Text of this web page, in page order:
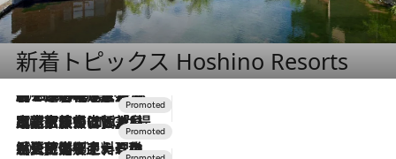
新着トピックス Hoshino Resorts
2026.8.7
【トンボの足水浴】ヒノキの香りに包まれて涼感マックス！約13℃の湧水かけ流しを避暑地「星野温泉 トンボの湯」で体験
2026.7.31
【ホテル帰省】という選択肢をOMOが提案。家族とほどよい距離を保つには「昼は実家、夜は気兼ねなくホテルで！」
2026.7.24
【夏限定ディナーコース】旬を迎える稚鮎や花ズッキーニなどをイタリア・トスカーナの郷土料理の手法で満喫！